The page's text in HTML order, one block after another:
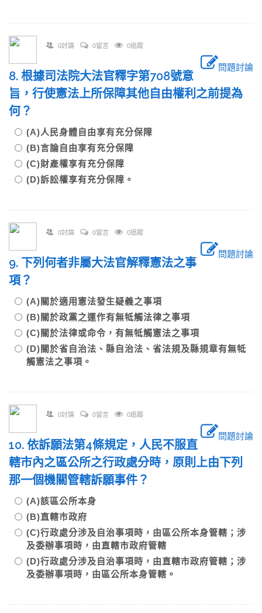
0討論 0留言 0追蹤
問題討論
8. 根據司法院大法官釋字第708號意
旨，行使憲法上所保障其他自由權利之前提為
何？
(A)人民身體自由享有充分保障
(B)言論自由享有充分保障
(C)財產權享有充分保障
(D)訴訟權享有充分保障。
0討論 0留言 0追蹤
問題討論
9. 下列何者非屬大法官解釋憲法之事
項？
(A)關於適用憲法發生疑義之事項
(B)關於政黨之運作有無牴觸法律之事項
(C)關於法律或命令，有無牴觸憲法之事項
(D)關於省自治法、縣自治法、省法規及縣規章有無牴
觸憲法之事項。
0討論 0留言 0追蹤
問題討論
10. 依訴願法第4條規定，人民不服直
轄市內之區公所之行政處分時，原則上由下列
那一個機關管轄訴願事件？
(A)該區公所本身
(B)直轄市政府
(C)行政處分涉及自治事項時，由區公所本身管轄；涉
及委辦事項時，由直轄市政府管轄
(D)行政處分涉及自治事項時，由直轄市政府管轄；涉
及委辦事項時，由區公所本身管轄。